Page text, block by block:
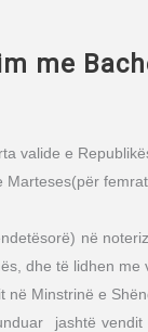
me
valide e
Marteses(për
në
dhe të lidhen me
Minstrinë e
jashtë